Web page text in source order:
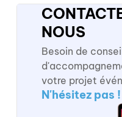
NOUS
Besoin de
votre projet
N'hésitez pas !